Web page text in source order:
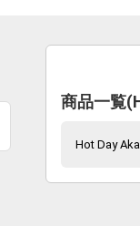
商品一覧
Hot Day